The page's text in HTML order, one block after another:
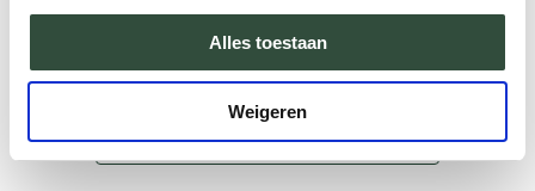
Alles toestaan
Weigeren
Categories:Pensioen in zicht
Lees
verder